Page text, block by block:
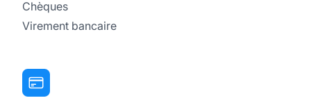
Chèques
Virement bancaire